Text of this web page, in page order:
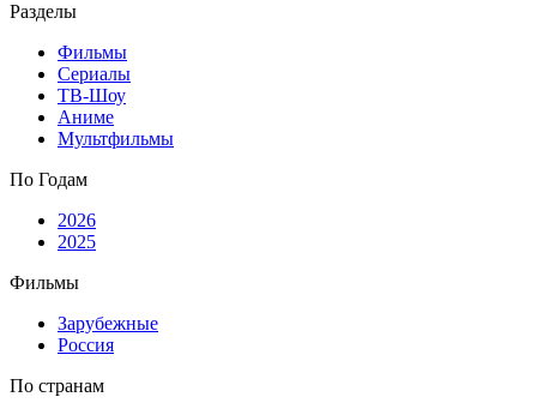
Разделы
Фильмы
Сериалы
ТВ-Шоу
Аниме
Мультфильмы
По Годам
2026
2025
Фильмы
Зарубежные
Россия
По странам